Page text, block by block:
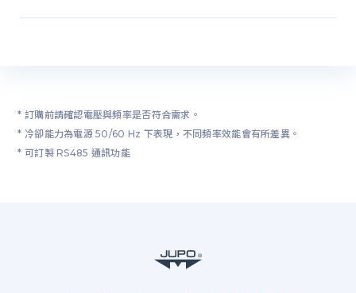
* 訂購前請確認電壓與頻率是否符合需求。
* 冷卻能力為電源 50/60 Hz 下表現，不同頻率效能會有所差異。
* 可訂製 RS485 通訊功能